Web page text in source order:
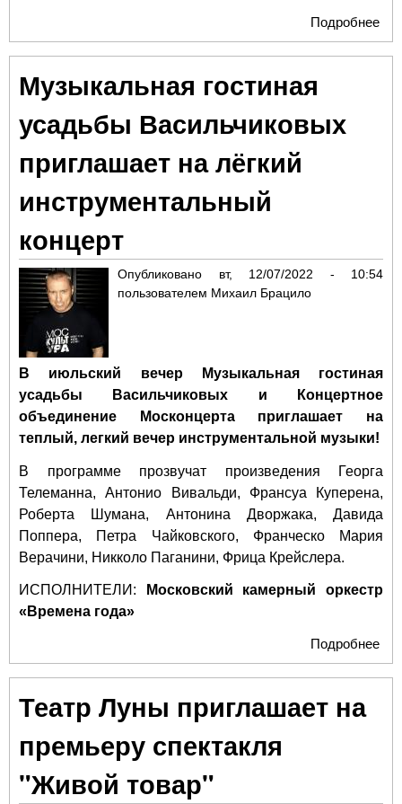
Подробнее
4-х
Музыкальная гостиная
усадьбы Васильчиковых
приглашает на лёгкий
инструментальный
концерт
Опубликовано вт, 12/07/2022 - 10:54
пользователем Михаил Брацило
В июльский вечер Музыкальная гостиная
усадьбы Васильчиковых и Концертное
объединение Москонцерта приглашает на
теплый, легкий вечер инструментальной музыки!
В программе прозвучат произведения Георга
Телеманна, Антонио Вивальди, Франсуа Куперена,
Роберта Шумана, Антонина Дворжака, Давида
Поппера, Петра Чайковского, Франческо Мария
Верачини, Никколо Паганини, Фрица Крейслера.
ИСПОЛНИТЕЛИ:
Московский камерный оркестр
«Времена года»
Подробнее
Театр Луны приглашает на
премьеру спектакля
"Живой товар"